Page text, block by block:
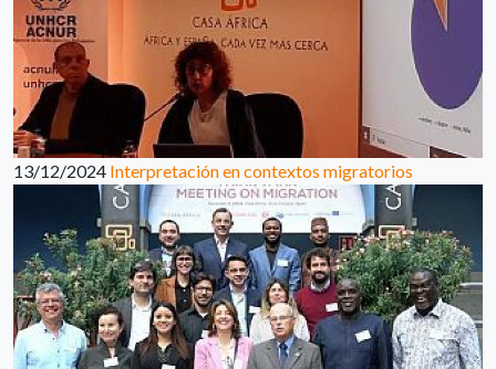
13/12/2024 Interpretación en contextos migratorios